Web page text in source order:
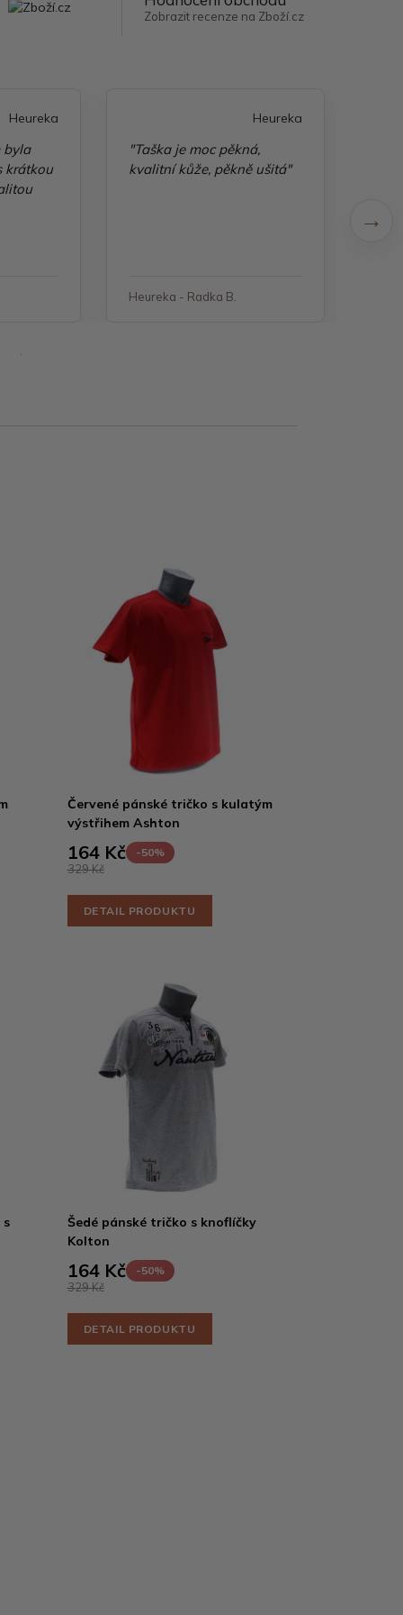
Zobrazit recenze na Zboží.cz
Heureka
byla
krátkou
Heureka
"Taška je moc pěkná,
kvalitní kůže, pěkně ušitá"
Heureka - Radka B.
Červené pánské tričko s kulatým
výstřihem Ashton
164 Kč -50%
329 Kč
DETAIL PRODUKTU
s
Šedé pánské tričko s knoflíčky
Kolton
164 Kč -50%
329 Kč
DETAIL PRODUKTU